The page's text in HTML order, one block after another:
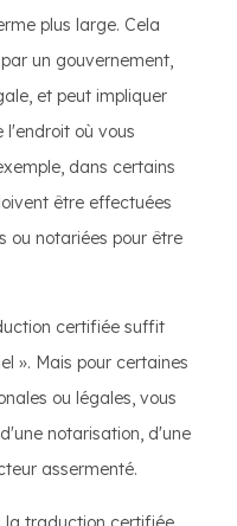
plus large. Cela
un gouvernement,
et peut impliquer
où vous
dans certains
être effectuées
ou notariées pour être
certifiée suffit
». Mais pour certaines
ou légales, vous
notarisation, d'une
assermenté.